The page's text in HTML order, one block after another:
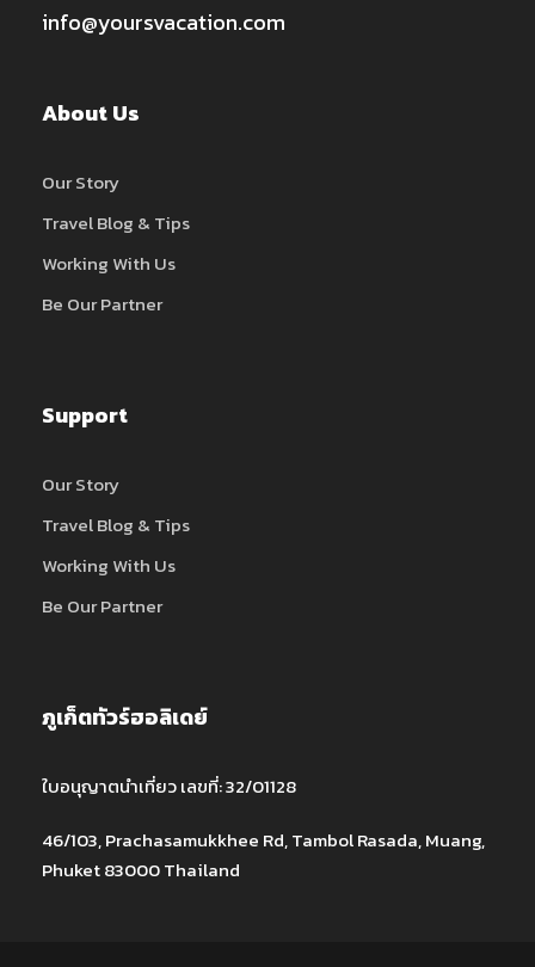
info@yoursvacation.com
About Us
Our Story
Travel Blog & Tips
Working With Us
Be Our Partner
Support
Our Story
Travel Blog & Tips
Working With Us
Be Our Partner
ภูเก็ตทัวร์ฮอลิเดย์
ใบอนุญาตนำเที่ยว เลขที่: 32/01128
46/103, Prachasamukkhee Rd, Tambol Rasada, Muang,
Phuket 83000 Thailand